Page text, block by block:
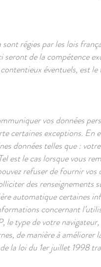
sont régies par les lois
de la compétence
éventuels, est le
vos données
certaines exceptions. En
données telles que :
est le cas lorsque vous
refuser de fournir
des renseignements
automatique certaines
concernant
le type de votre
de manière à améliorer
la loi du 1er juillet 1998